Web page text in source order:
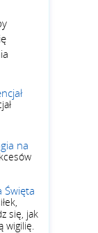
na
Święta
się, jak
wigilię.